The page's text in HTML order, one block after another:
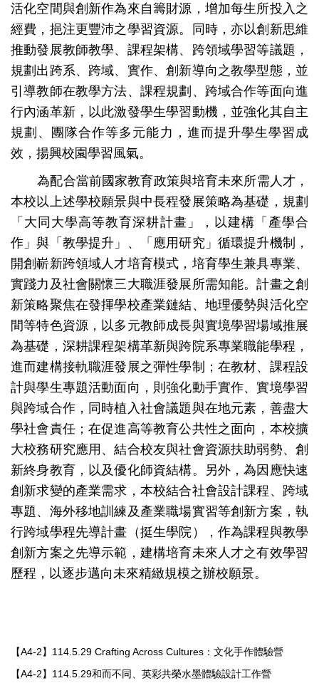
活化空間與創新作為來自籌財源，增加每生所投入之
經費，挹注更豐沛之學習資源。同時，亦以創新思維
推動發展教師教學、課程架構、跨領域學習等議題，
規劃出跨系、跨域、實作、創新導向之教學型態，並
引導教師在教學方法、課程規劃、跨域合作等面向進
行內涵革新，以此激發學生學習動機，並強化其自主
規劃、團隊合作等多元能力，進而提升學生學習成
效，揚興校園學習風氣。
為配合當前國家教育政策與培育未來所需人才，
本校以上述學校願景與中長程發展策略為基礎，規劃
「大同大學高等教育深耕計畫」，以建構「產學合
作」與「教學提升」、「應用研究」循環提升機制，
開創嶄新跨領域人才培育模式，培育學生兼具專業、
實踐力及社會關懷三大職涯發展所需知能。計畫之創
新策略聚焦在發揮學校產業鏈結、地理優勢與活化空
間等特色資源，以多元教師成長與實境學習場域推展
為基礎，深耕課程架構革新與跨院系專業職能學程，
進而建構接軌職涯發展之彈性學制；在教材、課程設
計與學生專題活動面向，則強化動手實作、實境學習
與跨域合作，同時植入社會議題與在地元素，善盡大
學社會責任；在促進高等教育公共性之面向，本校擴
大校務研究應用、結合校友與社會資源扶助弱勢、創
新終身教育，以及優化師資結構。另外，為因應快速
創新求變的產業需求，本校結合社會設計課程、跨域
專題、海外移地訓練及產業職場實習等創新方案，執
行跨域學程先導計畫（挺生學院），作為課程與教學
創新方案之先導示範，建構培育未來人才之有效學習
歷程，以逐步邁向未來精緻規模之辦校願景。
【A4-2】114.5.29 Crafting Across Cultures：文化手作體驗營
【A4-2】114.5.29和而不同、英彩共榮水墨體驗設計工作營